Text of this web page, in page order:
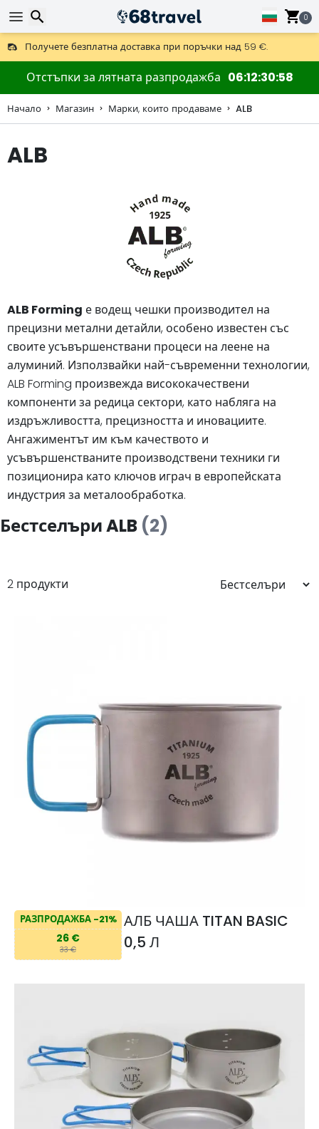
0
Получете безплатна доставка при поръчки над 59 €.
Предлага се и DHL Express за една нощ.
30 дни за връщане, 90 дни за дървени карти и декорации.
Отстъпки за лятната разпродажба 06 12 30 57
Начало Магазин Марки, които продаваме ALB
ALB
ALB Forming е водещ чешки производител на
прецизни метални детайли, особено известен със
своите усъвършенствани процеси на леене на
алуминий. Използвайки най-съвременни технологии,
ALB Forming произвежда висококачествени
компоненти за редица сектори, като набляга на
издръжливостта, прецизността и иновациите.
Ангажиментът им към качеството и
усъвършенстваните производствени техники ги
позиционира като ключов играч в европейската
индустрия за металообработка.
Бестселъри ALB (2)
2 продукти
РАЗПРОДАЖБА -21%
26 €
33 €
АЛБ ЧАША TITAN BASIC
0,5 Л
Търсене